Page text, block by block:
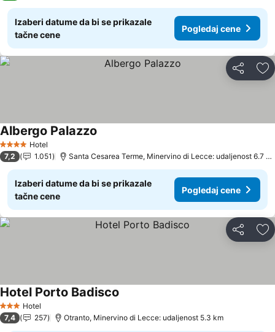
Izaberi datume da bi se prikazale
tačne cene
Pogledaj cene
Deli
4 ZvezdiceHotel
Albergo Palazzo
7,2 1.051 Santa Cesarea Terme, Minervino di Lecce: udaljenost 6.7
Izaberi datume da bi se prikazale
tačne cene
Pogledaj cene
Deli
3 Zvezdice
Hotel
Hotel Porto Badisco
7,4 257 Otranto, Minervino di Lecce: udaljenost 5.3 km